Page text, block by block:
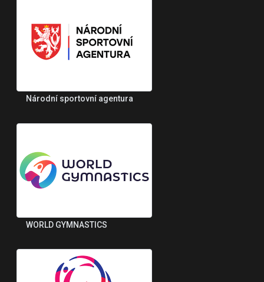
Národní sportovní agentura
WORLD GYMNASTICS